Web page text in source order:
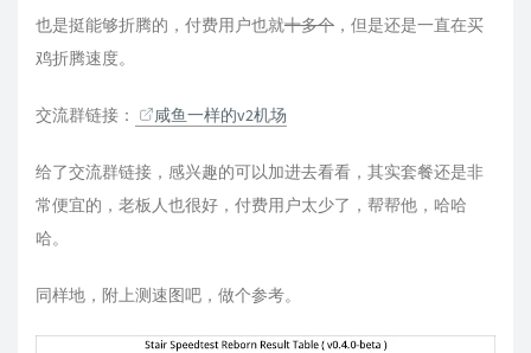
也是挺能够折腾的，付费用户也就十多个 ，但是还是一直在买
鸡折腾速度。
交流群链接： 咸鱼一样的v2机场
给了交流群链接，感兴趣的可以加进去看看，其实套餐还是非
常便宜的，老板人也很好，付费用户太少了，帮帮他，哈哈
哈。
同样地，附上测速图吧，做个参考。